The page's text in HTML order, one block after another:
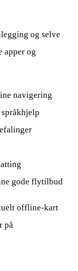
og selve
apper og
navigering
gode flytilbud
offline-kart
på